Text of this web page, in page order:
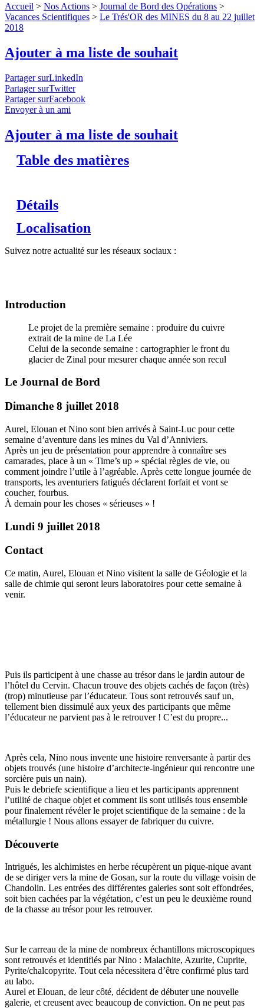
Accueil > Nos Actions > Journal de Bord des Opérations >
Vacances Scientifiques > Le Trés'OR des MINES du 8 au 22 juillet
2018
Ajouter à ma liste de souhait
Partager surLinkedIn
Partager surTwitter
Partager surFacebook
Envoyer à un ami
Ajouter à ma liste de souhait
Table des matières
Détails
Localisation
Suivez notre actualité sur les réseaux sociaux :
Introduction
Le projet de la première semaine : produire du cuivre
extrait de la mine de La Lée
Celui de la seconde semaine : cartographier le front du
glacier de Zinal pour mesurer chaque année son recul
Le Journal de Bord
Dimanche 8 juillet 2018
Aurel, Elouan et Nino sont bien arrivés à Saint-Luc pour cette
semaine d’aventure dans les mines du Val d’Anniviers.
Après un jeu de présentation pour apprendre à connaître ses
camarades, place à un « Time’s up » spécial règles de vie, ou
comment joindre l’utile à l’agréable. Après cette longue journée de
transports, les aventuriers fatigués déclarent forfait et vont se
coucher, fourbus.
À demain pour les choses « sérieuses » !
Lundi 9 juillet 2018
Contact
Ce matin, Aurel, Elouan et Nino visitent la salle de Géologie et la
salle de chimie qui seront leurs laboratoires pour cette semaine à
venir.
Puis ils participent à une chasse au trésor dans le jardin autour de
l’hôtel du Cervin. Chacun trouve des objets cachés de façon (très)
(trop) minutieuse par l’éducateur. Tous sont retrouvés sauf un,
tellement bien dissimulé aux yeux des participants que même
l’éducateur ne parvient pas à le retrouver ! C’est du propre...
Après cela, Nino nous invente une histoire renversante à partir des
objets trouvés (une histoire d’architecte-ingénieur qui rencontre une
sorcière puis un nain).
Puis le debriefe scientifique a lieu et les participants apprennent
l’utilité de chaque objet et comment ils sont utilisés tous ensemble
pour finalement révéler le projet scientifique de la semaine : de la
métallurgie ! Nous allons essayer de fabriquer du cuivre.
Découverte
Intrigués, les alchimistes en herbe récupèrent un pique-nique avant
de se diriger vers la mine de Gosan, sur la route du village voisin de
Chandolin. Les entrées des différentes galeries sont soit effondrées,
soit bien cachées par la végétation, c’est un peu le deuxième round
de la chasse au trésor pour les retrouver.
Sur le carreau de la mine de nombreux échantillons microscopiques
sont retrouvés et identifiés par Nino : Malachite, Azurite, Cuprite,
Pyrite/chalcopyrite. Tout cela nécessitera d’être confirmé plus tard
au labo.
Aurel et Elouan, de leur côté, décident de débuter une nouvelle
galerie, et creusent avec beaucoup de conviction. On ne peut pas